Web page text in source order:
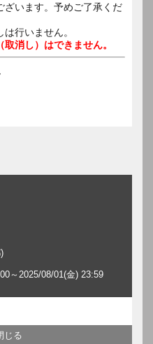
ざいます。予めご了承くだ
行いません。
消し）はできません。
～2025/08/01(金) 23:59